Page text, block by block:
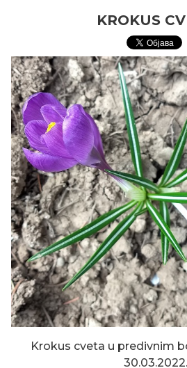
KROKUS
Krokus cveta u predivnim
30.03.2022.